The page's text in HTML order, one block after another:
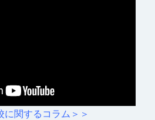
に関するコラム＞＞